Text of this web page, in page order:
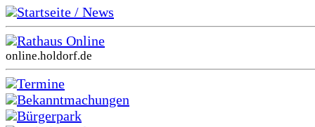
Startseite / News
Rathaus Online
online.holdorf.de
Termine
Bekanntmachungen
Bürgerpark